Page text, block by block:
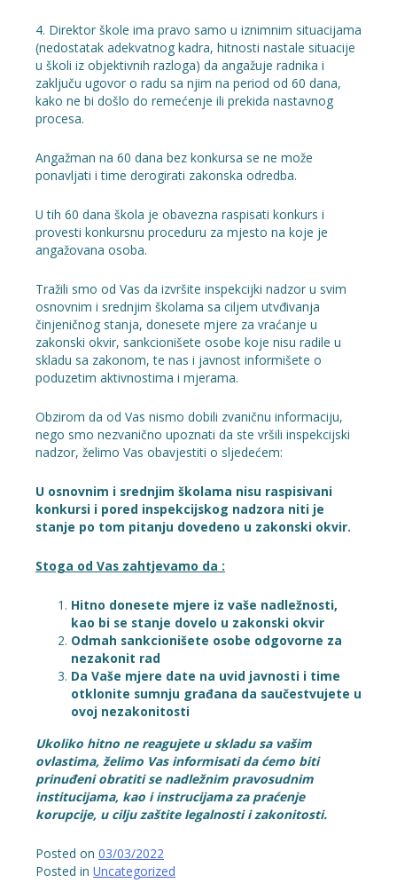
4. Direktor škole ima pravo samo u iznimnim situacijama
(nedostatak adekvatnog kadra, hitnosti nastale situacije
u školi iz objektivnih razloga) da angažuje radnika i
zaključu ugovor o radu sa njim na period od 60 dana,
kako ne bi došlo do remećenje ili prekida nastavnog
procesa.
Angažman na 60 dana bez konkursa se ne može
ponavljati i time derogirati zakonska odredba.
U tih 60 dana škola je obavezna raspisati konkurs i
provesti konkursnu proceduru za mjesto na koje je
angažovana osoba.
Tražili smo od Vas da izvršite inspekcijki nadzor u svim
osnovnim i srednjim školama sa ciljem utvđivanja
činjeničnog stanja, donesete mjere za vraćanje u
zakonski okvir, sankcionišete osobe koje nisu radile u
skladu sa zakonom, te nas i javnost informišete o
poduzetim aktivnostima i mjerama.
Obzirom da od Vas nismo dobili zvaničnu informaciju,
nego smo nezvanično upoznati da ste vršili inspekcijski
nadzor, želimo Vas obavjestiti o sljedećem:
U osnovnim i srednjim školama nisu raspisivani
konkursi i pored inspekcijskog nadzora niti je
stanje po tom pitanju dovedeno u zakonski okvir.
Stoga od Vas zahtjevamo da :
Hitno donesete mjere iz vaše nadležnosti,
kao bi se stanje dovelo u zakonski okvir
Odmah sankcionišete osobe odgovorne za
nezakonit rad
Da Vaše mjere date na uvid javnosti i time
otklonite sumnju građana da saučestvujete u
ovoj nezakonitosti
Ukoliko hitno ne reagujete u skladu sa vašim
ovlastima, želimo Vas informisati da ćemo biti
prinuđeni obratiti se nadležnim pravosudnim
institucijama, kao i instrucijama za praćenje
korupcije, u cilju zaštite legalnosti i zakonitosti.
Posted on 03/03/2022
Posted in Uncategorized